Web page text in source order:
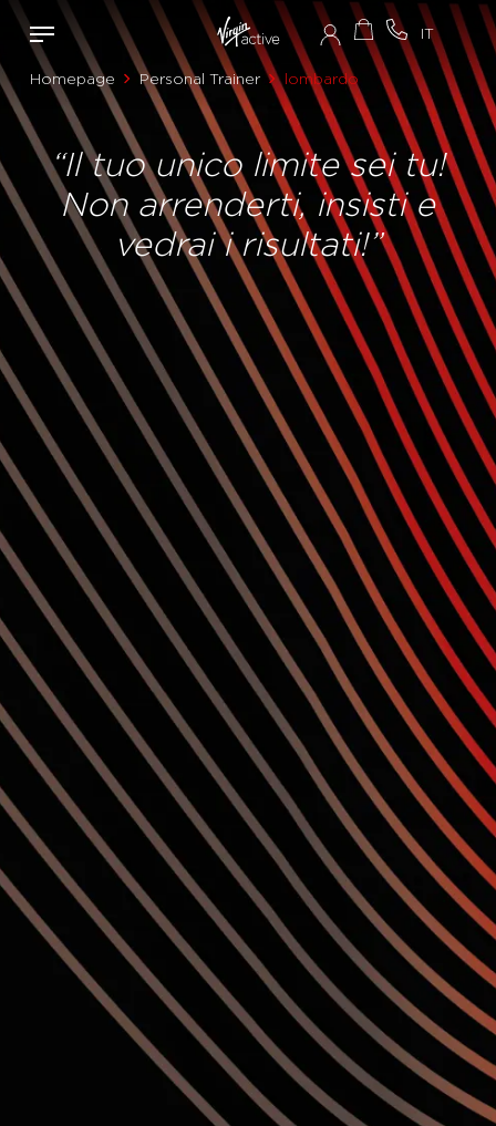
Homepage Personal Trainer lombardo
“Il tuo unico limite sei tu!
Non arrenderti, insisti e
vedrai i risultati!”